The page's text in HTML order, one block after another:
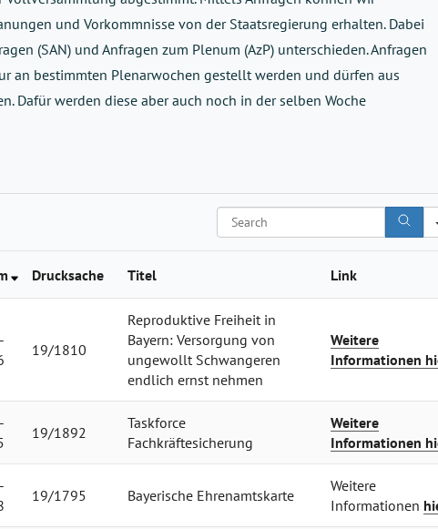
und Vorkommnissevon der Staatsregierung erhalten. Dabei
(SAN) und Anfragen zum Plenum (AzP) unterschieden.Anfragen
an bestimmten Plenarwochen gestellt werden und dürfen aus
Dafür werden diese aber auch noch in der selben Woche
Search
Drucksache Titel Link
19/1810
Reproduktive Freiheit in
Bayern: Versorgung von
ungewollt Schwangeren
endlich ernst nehmen
Weitere
Informationen
19/1892
Taskforce
Fachkräftesicherung
Weitere
Informationen
19/1795 Bayerische Ehrenamtskarte
Weitere
Informationen